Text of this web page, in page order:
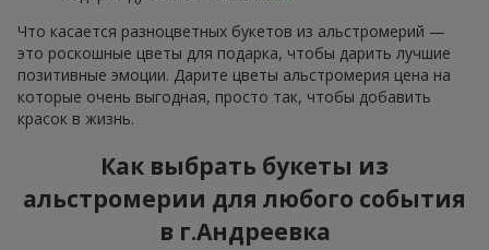
Что касается разноцветных букетов из альстромерий —
это роскошные цветы для подарка, чтобы дарить лучшие
позитивные эмоции. Дарите цветы альстромерия цена на
которые очень выгодная, просто так, чтобы добавить
красок в жизнь.
Как выбрать букеты из
альстромерии для любого события
в г.Андреевка